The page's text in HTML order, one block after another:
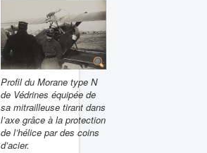
Profil du Morane type N
de Védrines équipée de
sa mitrailleuse tirant dans
l’axe grâce à la protection
de l’hélice par des coins
d’acier.